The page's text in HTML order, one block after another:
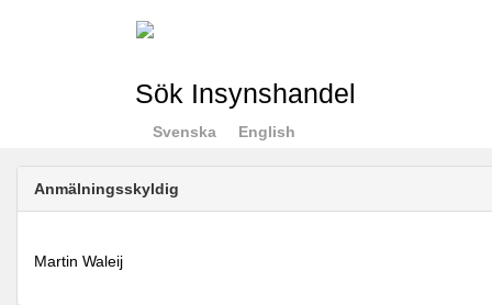
Sök Insynshandel
Svenska English
Anmälningsskyldig
Martin Waleij